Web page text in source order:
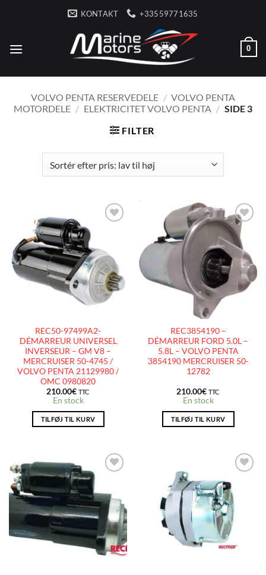
KONTAKT +33559771635
0
VOLVO PENTA RESERVEDELE / VOLVO PENTA
MOTORDELE / ELEKTRICITET VOLVO PENTA / SIDE 3
FILTER
AJOUTER
À LA
LISTE
D’ENVIES
REC50-97499A2-
DÉMARREUR UNIVERSEL
INVERSEUR – GM V8 –
MERCRUISER 50-4745 /
VOLVO PENTA 21129980 /
OMC 0980820
210.00€ TTC
En stock
TILFØJ TIL KURV
AJOUTER
À LA
LISTE
D’ENVIES
REC3854190 –
DÉMARREUR FORD 5.0L –
5.8L – VOLVO PENTA
3854190 MERCRUISER 50-
12782
210.00€ TTC
En stock
TILFØJ TIL KURV
AJOUTER
À LA
LISTE
D’ENVIES
AJOUTER
À LA
LISTE
D’ENVIES